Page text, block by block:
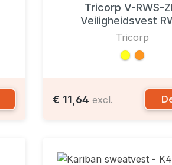
Tricorp V-RWS-
Veiligheidsvest
(453019)
Tricorp
€ 11,64 excl.